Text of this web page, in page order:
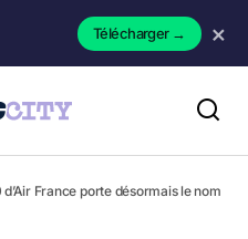
Télécharger→ ×
France porte désormais le nom